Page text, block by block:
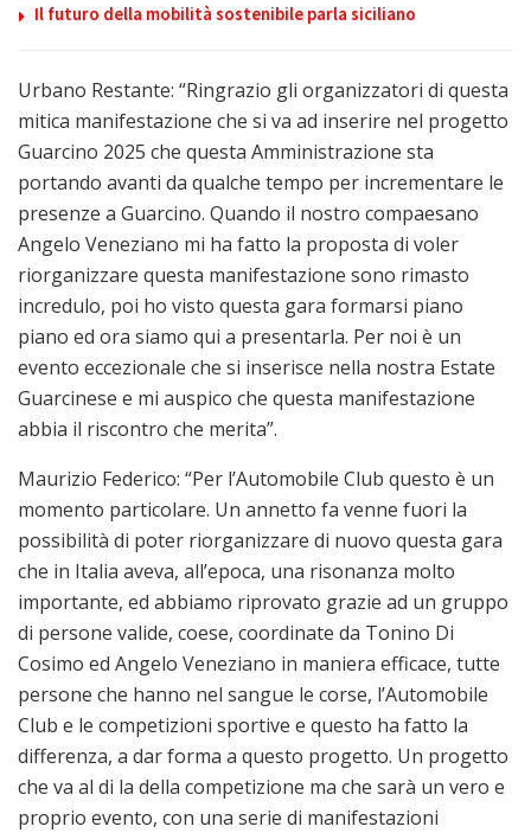
Il futuro della mobilità sostenibile parla siciliano
Urbano Restante: “Ringrazio gli organizzatori di questa
mitica manifestazione che si va ad inserire nel progetto
Guarcino 2025 che questa Amministrazione sta
portando avanti da qualche tempo per incrementare le
presenze a Guarcino. Quando il nostro compaesano
Angelo Veneziano mi ha fatto la proposta di voler
riorganizzare questa manifestazione sono rimasto
incredulo, poi ho visto questa gara formarsi piano
piano ed ora siamo qui a presentarla. Per noi è un
evento eccezionale che si inserisce nella nostra Estate
Guarcinese e mi auspico che questa manifestazione
abbia il riscontro che merita”.
Maurizio Federico: “Per l’Automobile Club questo è un
momento particolare. Un annetto fa venne fuori la
possibilità di poter riorganizzare di nuovo questa gara
che in Italia aveva, all’epoca, una risonanza molto
importante, ed abbiamo riprovato grazie ad un gruppo
di persone valide, coese, coordinate da Tonino Di
Cosimo ed Angelo Veneziano in maniera efficace, tutte
persone che hanno nel sangue le corse, l’Automobile
Club e le competizioni sportive e questo ha fatto la
differenza, a dar forma a questo progetto. Un progetto
che va al di la della competizione ma che sarà un vero e
proprio evento, con una serie di manifestazioni